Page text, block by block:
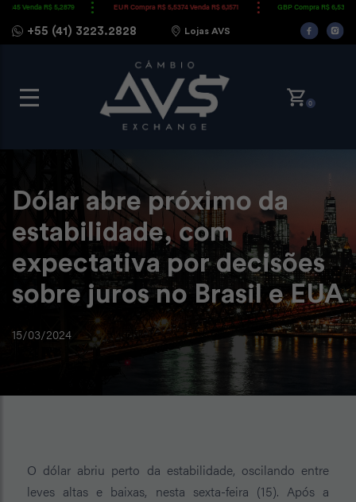
Venda R$ 5,2879 EUR Compra R$ 5,5374 Venda R$ 6,1571 GBP Compra R$ 6,5330
+55 (41) 3223.2828 Lojas AVS
0
Dólar abre próximo da
estabilidade, com
expectativa por decisões
sobre juros no Brasil e EUA
15/03/2024
O dólar abriu perto da estabilidade, oscilando entre
leves altas e baixas, nesta sexta-feira (15). Após a